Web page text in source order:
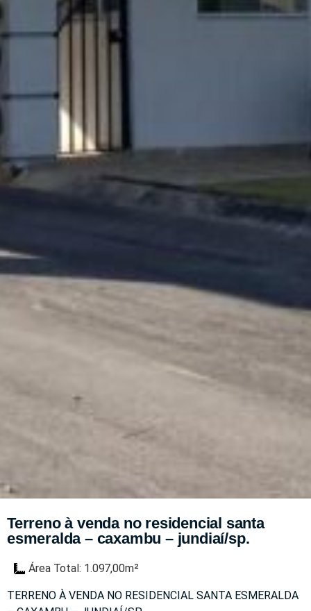
Terreno à venda no residencial santa
esmeralda – caxambu – jundiaí/sp.
Área Total: 1.097,00m²
TERRENO À VENDA NO RESIDENCIAL SANTA ESMERALDA